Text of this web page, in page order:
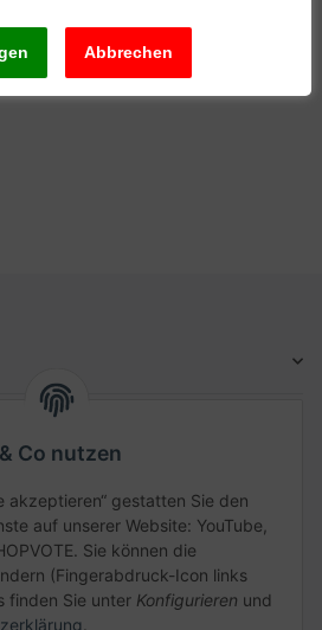
Co nutzen
akzeptieren“ gestatten Sie den
auf unserer Website: YouTube,
Sie können die
(Fingerabdruck-Icon links
finden Sie unter Konfigurieren und
.